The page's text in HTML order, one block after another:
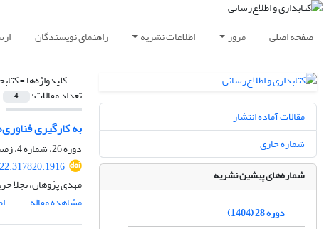
صفحه اصلی مرور اطلاعات نشریه راهنمای نویسندگان
کلیدواژه‌ها =
تعداد مقالات: 4
به کارگیری
دوره 26، شماره 4، زمستان 1402، صفحه
مهدی پژوهان، نجلا
مشاهده مقاله
مقالات آماده انتشار
شماره جاری
شماره‌های پیشین نشریه
دوره 28 (1404)